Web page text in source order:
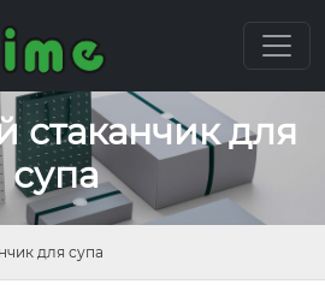
для
супа
для супа